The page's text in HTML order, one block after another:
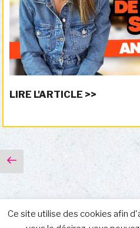
LIRE L'ARTICLE >>
Pagination
des
publications
Page
précédente
Page
FacebookInstagram
Ce site utilise des cookies afin